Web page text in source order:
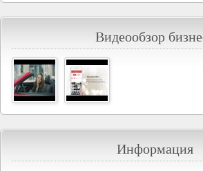
Видеообзор
Информация